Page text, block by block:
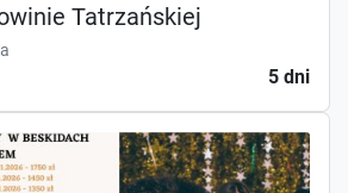
Tatrzańskiej
5 dni